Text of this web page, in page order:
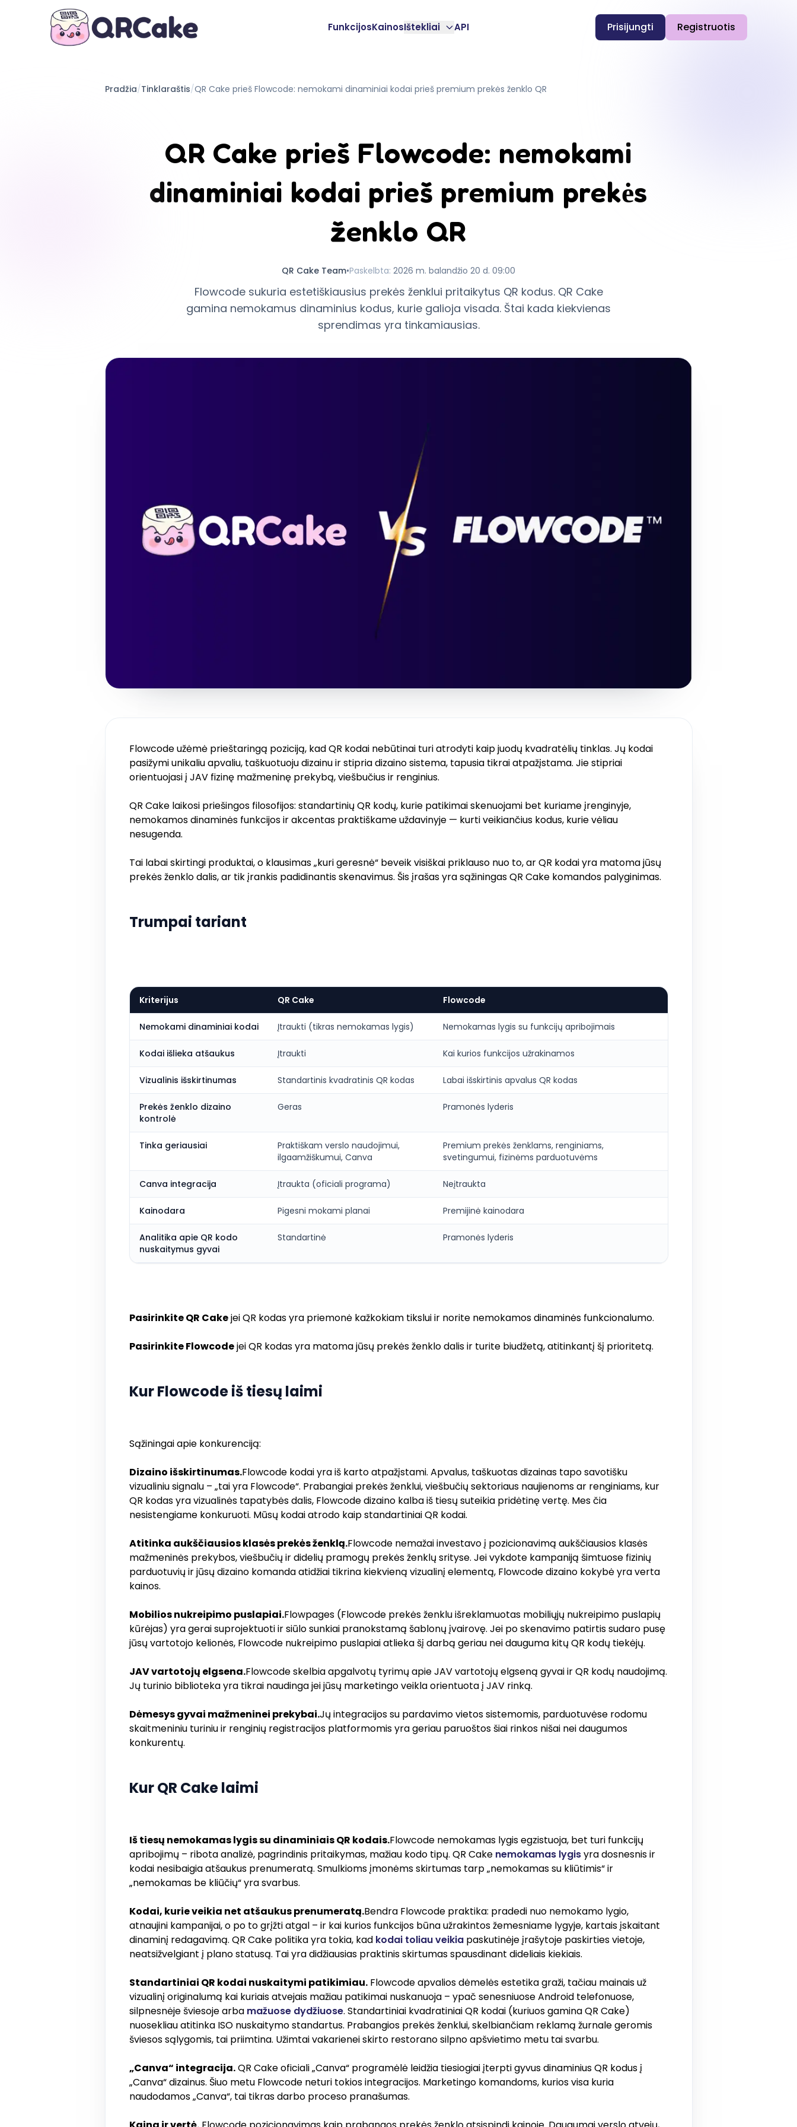
FunkcijosKainosIštekliai API Prisijungti Registruotis
Pradžia/Tinklaraštis/QR Cake prieš Flowcode: nemokami dinaminiai kodai prieš premium prekės ženklo QR
QR Cake prieš Flowcode: nemokami
dinaminiai kodai prieš premium prekės
ženklo QR
QR Cake Team•Paskelbta: 2026 m. balandžio 20 d. 09:00
Flowcode sukuria estetiškiausius prekės ženklui pritaikytus QR kodus. QR Cake
gamina nemokamus dinaminius kodus, kurie galioja visada. Štai kada kiekvienas
sprendimas yra tinkamiausias.
Flowcode užėmė prieštaringą poziciją, kad QR kodai nebūtinai turi atrodyti kaip juodų kvadratėlių tinklas. Jų kodai
pasižymi unikaliu apvaliu, taškuotuoju dizainu ir stipria dizaino sistema, tapusia tikrai atpažįstama. Jie stipriai
orientuojasi į JAV fizinę mažmeninę prekybą, viešbučius ir renginius.
QR Cake laikosi priešingos filosofijos: standartinių QR kodų, kurie patikimai skenuojami bet kuriame įrenginyje,
nemokamos dinaminės funkcijos ir akcentas praktiškame uždavinyje — kurti veikiančius kodus, kurie vėliau
nesugenda.
Tai labai skirtingi produktai, o klausimas „kuri geresnė“ beveik visiškai priklauso nuo to, ar QR kodai yra matoma jūsų
prekės ženklo dalis, ar tik įrankis padidinantis skenavimus. Šis įrašas yra sąžiningas QR Cake komandos palyginimas.
Trumpai tariant
Kriterijus QR Cake Flowcode
Nemokami dinaminiai kodai Įtraukti (tikras nemokamas lygis) Nemokamas lygis su funkcijų apribojimais
Kodai išlieka atšaukus Įtraukti Kai kurios funkcijos užrakinamos
Vizualinis išskirtinumas Standartinis kvadratinis QR kodas Labai išskirtinis apvalus QR kodas
Prekės ženklo dizaino
kontrolė
Geras Pramonės lyderis
Tinka geriausiai
Praktiškam verslo naudojimui,
ilgaamžiškumui, Canva
Premium prekės ženklams, renginiams,
svetingumui, fizinėms parduotuvėms
Canva integracija Įtraukta (oficiali programa) Neįtraukta
Kainodara Pigesni mokami planai Premijinė kainodara
Analitika apie QR kodo
nuskaitymus gyvai
Standartinė Pramonės lyderis
Pasirinkite QR Cakejei QR kodas yra priemonė kažkokiam tikslui ir norite nemokamos dinaminės funkcionalumo.
Pasirinkite Flowcodejei QR kodas yra matoma jūsų prekės ženklo dalis ir turite biudžetą, atitinkantį šį prioritetą.
Kur Flowcode iš tiesų laimi
Sąžiningai apie konkurenciją:
Dizaino išskirtinumas.Flowcode kodai yra iš karto atpažįstami. Apvalus, taškuotas dizainas tapo savotišku
vizualiniu signalu – „tai yra Flowcode“. Prabangiai prekės ženklui, viešbučių sektoriaus naujienoms ar renginiams, kur
QR kodas yra vizualinės tapatybės dalis, Flowcode dizaino kalba iš tiesų suteikia pridėtinę vertę. Mes čia
nesistengiame konkuruoti. Mūsų kodai atrodo kaip standartiniai QR kodai.
Atitinka aukščiausios klasės prekės ženklą.Flowcode nemažai investavo į pozicionavimą aukščiausios klasės
mažmeninės prekybos, viešbučių ir didelių pramogų prekės ženklų srityse. Jei vykdote kampaniją šimtuose fizinių
parduotuvių ir jūsų dizaino komanda atidžiai tikrina kiekvieną vizualinį elementą, Flowcode dizaino kokybė yra verta
kainos.
Mobilios nukreipimo puslapiai.Flowpages (Flowcode prekės ženklu išreklamuotas mobiliųjų nukreipimo puslapių
kūrėjas) yra gerai suprojektuoti ir siūlo sunkiai pranokstamą šablonų įvairovę. Jei po skenavimo patirtis sudaro pusę
jūsų vartotojo kelionės, Flowcode nukreipimo puslapiai atlieka šį darbą geriau nei dauguma kitų QR kodų tiekėjų.
JAV vartotojų elgsena.Flowcode skelbia apgalvotų tyrimų apie JAV vartotojų elgseną gyvai ir QR kodų naudojimą.
Jų turinio biblioteka yra tikrai naudinga jei jūsų marketingo veikla orientuota į JAV rinką.
Dėmesys gyvai mažmeninei prekybai.Jų integracijos su pardavimo vietos sistemomis, parduotuvėse rodomu
skaitmeniniu turiniu ir renginių registracijos platformomis yra geriau paruoštos šiai rinkos nišai nei daugumos
konkurentų.
Kur QR Cake laimi
Iš tiesų nemokamas lygis su dinaminiais QR kodais.Flowcode nemokamas lygis egzistuoja, bet turi funkcijų
apribojimų – ribota analizė, pagrindinis pritaikymas, mažiau kodo tipų. QR Cake nemokamas lygisyra dosnesnis ir
kodai nesibaigia atšaukus prenumeratą. Smulkioms įmonėms skirtumas tarp „nemokamas su kliūtimis“ ir
„nemokamas be kliūčių“ yra svarbus.
Kodai, kurie veikia net atšaukus prenumeratą.Bendra Flowcode praktika: pradedi nuo nemokamo lygio,
atnaujini kampanijai, o po to grįžti atgal – ir kai kurios funkcijos būna užrakintos žemesniame lygyje, kartais įskaitant
dinaminį redagavimą. QR Cake politika yra tokia, kad kodai toliau veikiapaskutinėje įrašytoje paskirties vietoje,
neatsižvelgiant į plano statusą. Tai yra didžiausias praktinis skirtumas spausdinant dideliais kiekiais.
Standartiniai QR kodai nuskaitymi patikimiau.Flowcode apvalios dėmelės estetika graži, tačiau mainais už
vizualinį originalumą kai kuriais atvejais mažiau patikimai nuskanuoja – ypač senesniuose Android telefonuose,
silpnesnėje šviesoje arba mažuose dydžiuose. Standartiniai kvadratiniai QR kodai (kuriuos gamina QR Cake)
nuosekliau atitinka ISO nuskaitymo standartus. Prabangios prekės ženklui, skelbiančiam reklamą žurnale geromis
šviesos sąlygomis, tai priimtina. Užimtai vakarienei skirto restorano silpno apšvietimo metu tai svarbu.
„Canva“ integracija.QR Cake oficiali „Canva“ programėlė leidžia tiesiogiai įterpti gyvus dinaminius QR kodus į
„Canva“ dizainus. Šiuo metu Flowcode neturi tokios integracijos. Marketingo komandoms, kurios visa kuria
naudodamos „Canva“, tai tikras darbo proceso pranašumas.